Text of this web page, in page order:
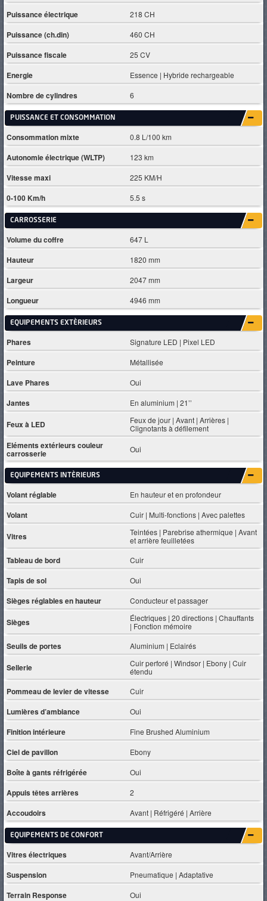
Puissance électrique 218 CH
Puissance (ch.din) 460 CH
Puissance fiscale 25 CV
Energie Essence | Hybride rechargeable
Nombre de cylindres 6
PUISSANCE ET CONSOMMATION
Consommation mixte 0.8 L/100 km
Autonomie électrique (WLTP) 123 km
Vitesse maxi 225 KM/H
0-100 Km/h 5.5 s
CARROSSERIE
Volume du coffre 647 L
Hauteur 1820 mm
Largeur 2047 mm
Longueur 4946 mm
EQUIPEMENTS EXTÈRIEURS
Phares Signature LED | Pixel LED
Peinture Métallisée
Lave Phares Oui
Jantes En aluminium | 21’’
Feux à LED
Feux de jour | Avant | Arrières |
Clignotants à défilement
Eléments extérieurs couleur
carrosserie Oui
EQUIPEMENTS INTÈRIEURS
Volant réglable En hauteur et en profondeur
Volant Cuir | Multi-fonctions | Avec palettes
Vitres
Teintées | Parebrise athermique | Avant
et arrière feuilletées
Tableau de bord Cuir
Tapis de sol Oui
Sièges réglables en hauteur Conducteur et passager
Sièges
Électriques | 20 directions | Chauffants
| Fonction mémoire
Seuils de portes Aluminium | Eclairés
Sellerie
Cuir perforé | Windsor | Ebony | Cuir
étendu
Pommeau de levier de vitesse Cuir
Lumières d’ambiance Oui
Finition intérieure Fine Brushed Aluminium
Ciel de pavillon Ebony
Boîte à gants réfrigérée Oui
Appuis têtes arrières 2
Accoudoirs Avant | Réfrigéré | Arrière
EQUIPEMENTS DE CONFORT
Vitres électriques Avant/Arrière
Suspension Pneumatique | Adaptative
Terrain Response Oui